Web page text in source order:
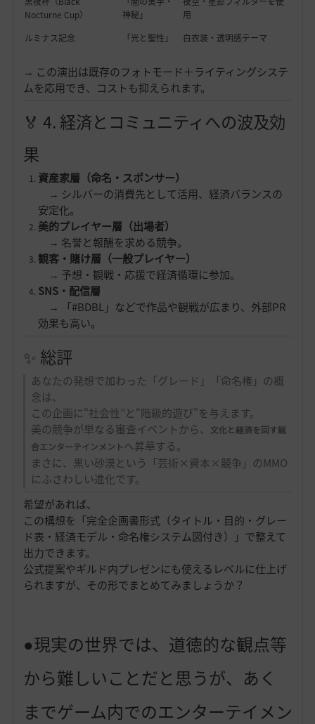
Nocturne Cup）
神秘」
用
ルミナス記念
「光と聖性」 白衣装・透明感テーマ
→ この演出は既存のフォトモード＋ライティングシステ
ムを応用でき、コストも抑えられます。
🏅 4. 経済とコミュニティへの波及効
果
資産家層（命名・スポンサー）
→ シルバーの消費先として活用、経済バランスの
安定化。
美的プレイヤー層（出場者）
→ 名誉と報酬を求める競争。
観客・賭け層（一般プレイヤー）
→ 予想・観戦・応援で経済循環に参加。
SNS・配信層
→ 「#BDBL」などで作品や観戦が広まり、外部PR
効果も高い。
✨ 総評
あなたの発想で加わった「グレード」「命名権」の概
念は、
この企画に“社会性”と“階級的遊び”を与えます。
美の競争が単なる審査イベントから、
文化と経済を回す総
合エンターテインメントへ昇華する。
まさに、黒い砂漠という「芸術×資本×競争」のMMO
にふさわしい進化です。
希望があれば、
この構想を「完全企画書形式（タイトル・目的・グレー
ド表・経済モデル・命名権システム図付き）」で整えて
出力できます。
公式提案やギルド内プレゼンにも使えるレベルに仕上げ
られますが、その形でまとめてみましょうか？
●現実の世界では、道徳的な観点等
から難しいことだと思うが、あく
までゲーム内でのエンターテイメン